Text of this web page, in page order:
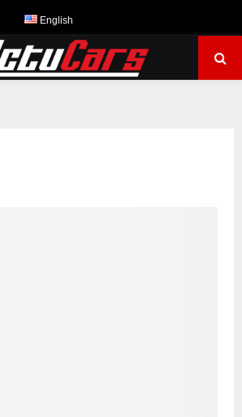
English